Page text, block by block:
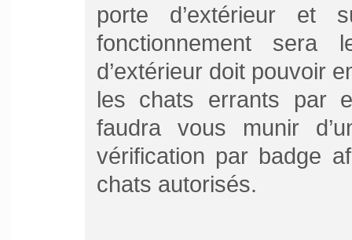
porte d’extérieur et
fonctionnement
d’extérieur doit pouvoir
les chats errants par
faudra vous munir
vérification par badge
chats autorisés.